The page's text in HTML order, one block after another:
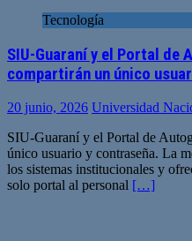
Tecnología
SIU-Guaraní y el Portal de
compartirán un único
20 junio, 2026 Universidad
SIU-Guaraní y el Portal de
único usuario y contraseña. La
los sistemas institucionales y
solo portal al personal […]